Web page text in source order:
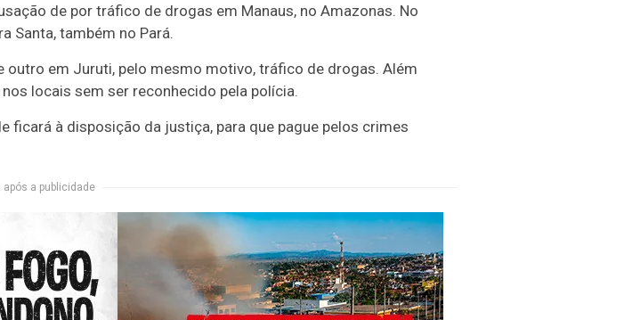
de por tráfico de drogas em Manaus, no Amazonas. No
Santa, também no Pará.
outro em Juruti, pelo mesmo motivo, tráfico de drogas. Além
locais sem ser reconhecido pela polícia.
ficará à disposição da justiça, para que pague pelos crimes
após a publicidade